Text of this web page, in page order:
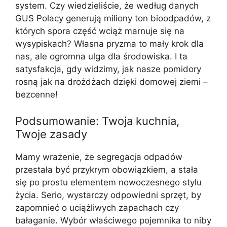
system. Czy wiedzieliście, że według danych
GUS Polacy generują miliony ton bioodpadów, z
których spora część wciąż marnuje się na
wysypiskach? Własna pryzma to mały krok dla
nas, ale ogromna ulga dla środowiska. I ta
satysfakcja, gdy widzimy, jak nasze pomidory
rosną jak na drożdżach dzięki domowej ziemi –
bezcenne!
Podsumowanie: Twoja kuchnia,
Twoje zasady
Mamy wrażenie, że segregacja odpadów
przestała być przykrym obowiązkiem, a stała
się po prostu elementem nowoczesnego stylu
życia. Serio, wystarczy odpowiedni sprzęt, by
zapomnieć o uciążliwych zapachach czy
bałaganie. Wybór właściwego pojemnika to niby